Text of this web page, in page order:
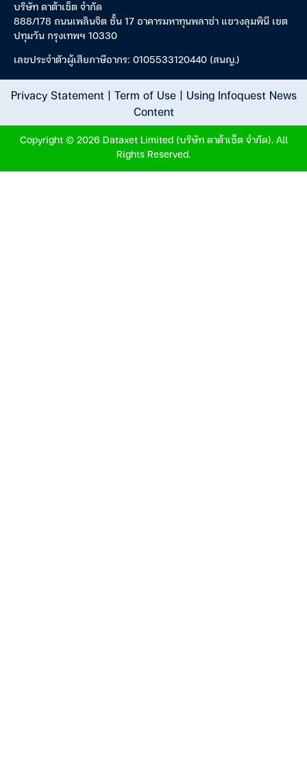
บริษัท ดาต้าเซ็ต จำกัด
888/178 ถนนเพลินจิต ชั้น 17 อาคารมหาทุนพลาซ่า แขวงลุมพินี เขต
ปทุมวัน กรุงเทพฯ 10330
เลขประจำตัวผู้เสียภาษีอากร: 0105533120440 (สนญ.)
Privacy Statement| Term of Use| Using Infoquest News
Content
Copyright © 2026 Dataxet Limited (บริษัท ดาต้าเซ็ต จำกัด). All
Rights Reserved.